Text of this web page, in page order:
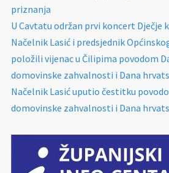
priznanja
U Cavtatu održan prvi koncert Dječje
Načelnik Lasić i predsjednik
položili vijenac u Čilipima povodom
domovinske zahvalnosti i Dana
Načelnik Lasić uputio čestitku
domovinske zahvalnosti i Dana